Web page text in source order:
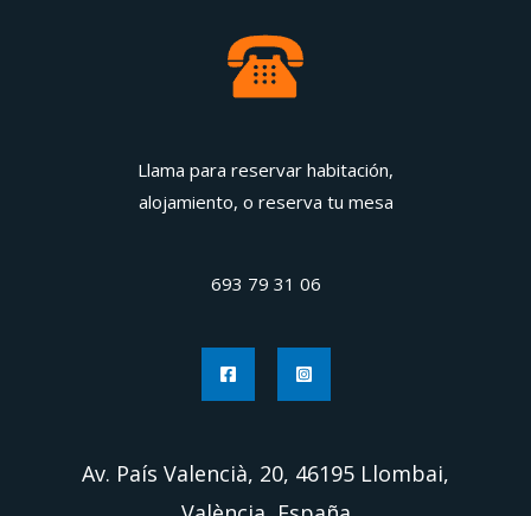
Llama para reservar habitación,
alojamiento, o reserva tu mesa
693 79 31 06
Av. País Valencià, 20, 46195 Llombai,